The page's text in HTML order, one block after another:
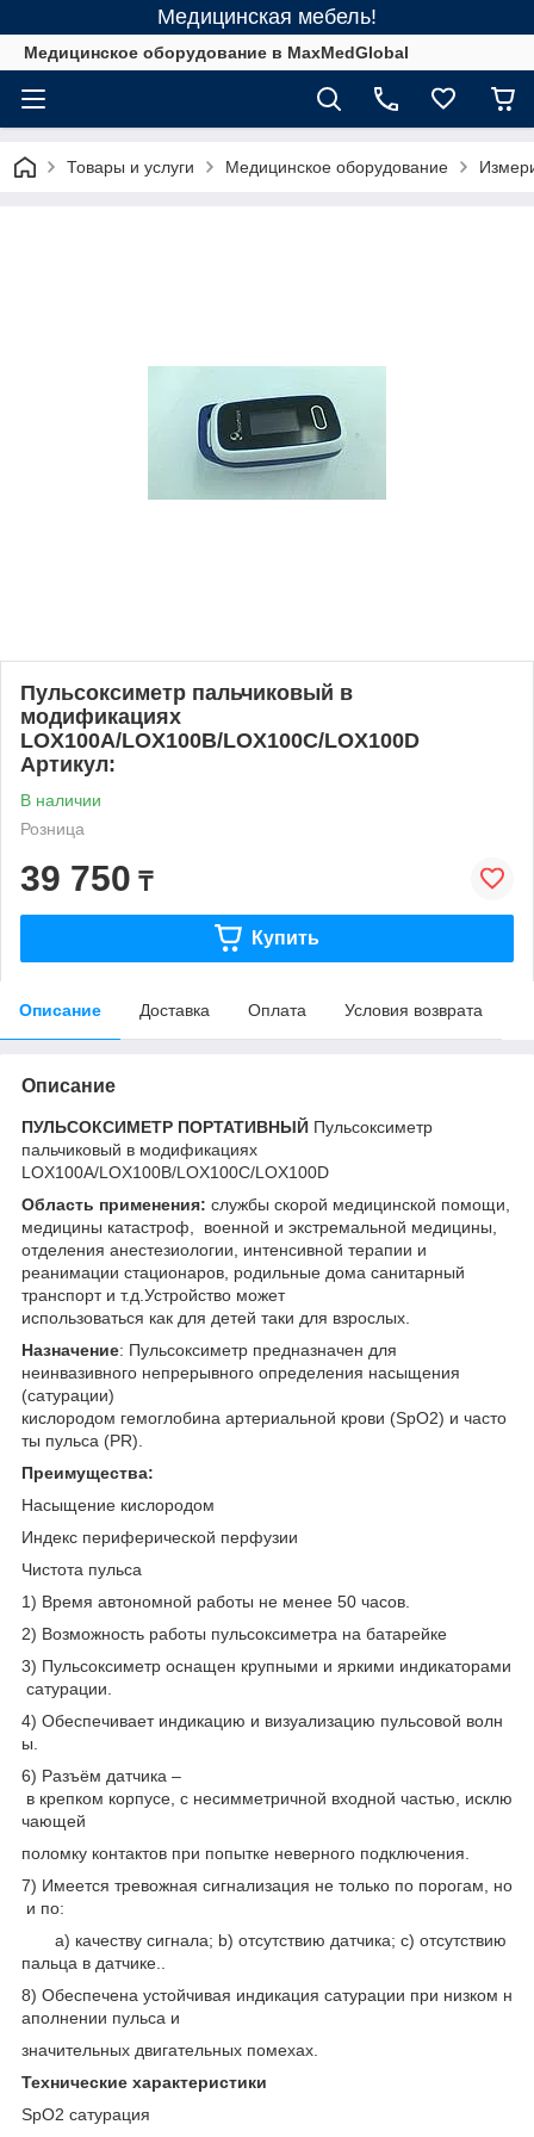
Медицинская мебель!
Медицинское оборудование в MaxMedGlobal
Товары и услуги Медицинское оборудование
Пульсоксиметр пальчиковый в
модификациях
LOX100A/LOX100B/LOX100C/LOX100D
Артикул:
В наличии
Розница
39 750 ₸
Купить
Описание Доставка Оплата Условия возврата
Описание
ПУЛЬСОКСИМЕТР ПОРТАТИВНЫЙ Пульсоксиметр
пальчиковый в модификациях
LOX100A/LOX100B/LOX100C/LOX100D
Область применения: службы скорой медицинской помощи,
медицины катастроф, военной и экстремальной медицины,
отделения анестезиологии, интенсивной терапии и
реанимации стационаров, родильные дома санитарный
транспорт и т.д.Устройство может
использоваться как для детей таки для взрослых.
Назначение: Пульсоксиметр предназначен для
неинвазивного непрерывного определения насыщения
(сатурации)
кислородом гемоглобина артериальной крови (SpO2) и часто
ты пульса (PR).
Преимущества:
Насыщение кислородом
Индекс периферической перфузии
Чистота пульса
1) Время автономной работы не менее 50 часов.
2) Возможность работы пульсоксиметра на батарейке
3) Пульсоксиметр оснащен крупными и яркими индикаторами
сатурации.
4) Обеспечивает индикацию и визуализацию пульсовой волн
ы.
6) Разъём датчика –
в крепком корпусе, с несимметричной входной частью, исклю
чающей
поломку контактов при попытке неверного подключения.
7) Имеется тревожная сигнализация не только по порогам, но
и по:
a) качеству сигнала; b) отсутствию датчика; c) отсутствию
пальца в датчике..
8) Обеспечена устойчивая индикация сатурации при низком н
аполнении пульса и
значительных двигательных помехах.
Технические характеристики
SpО2 сатурация